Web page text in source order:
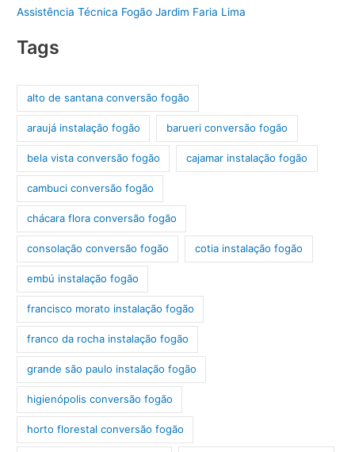
Assistência Técnica Fogão Jardim Faria Lima
Tags
alto de santana conversão fogão
araujá instalação fogão barueri conversão fogão
bela vista conversão fogão cajamar instalação fogão
cambuci conversão fogão
chácara flora conversão fogão
consolação conversão fogão cotia instalação fogão
embú instalação fogão
francisco morato instalação fogão
franco da rocha instalação fogão
grande são paulo instalação fogão
higienópolis conversão fogão
horto florestal conversão fogão